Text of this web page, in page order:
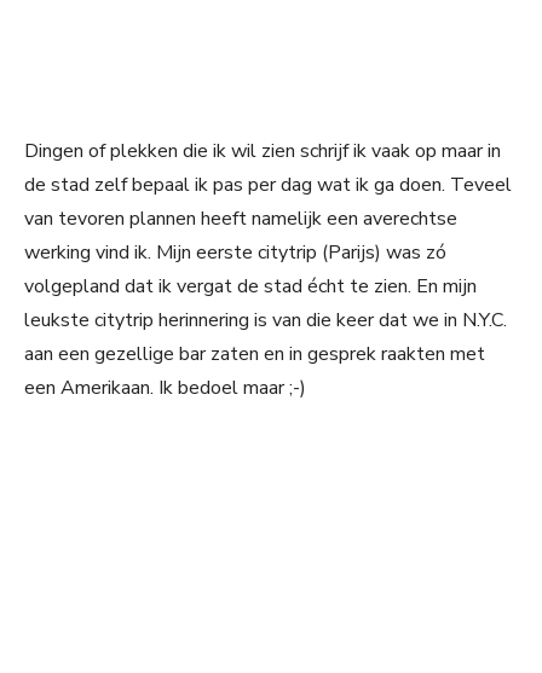
Dingen of plekken die ik wil zien schrijf ik vaak op maar in
de stad zelf bepaal ik pas per dag wat ik ga doen. Teveel
van tevoren plannen heeft namelijk een averechtse
werking vind ik. Mijn eerste citytrip (Parijs) was zó
volgepland dat ik vergat de stad écht te zien. En mijn
leukste citytrip herinnering is van die keer dat we in N.Y.C.
aan een gezellige bar zaten en in gesprek raakten met
een Amerikaan. Ik bedoel maar ;-)